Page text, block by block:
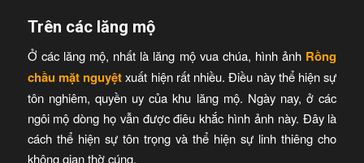
Trên các lăng mộ
Ở các lăng mộ, nhất là lăng mộ vua chúa, hình ảnh Rồng
chầu mặt nguyệtxuất hiện rất nhiều. Điều này thể hiện sự
tôn nghiêm, quyền uy của khu lăng mộ. Ngày nay, ở các
ngôi mộ dòng họ vẫn được điêu khắc hình ảnh này. Đây là
cách thể hiện sự tôn trọng và thể hiện sự linh thiêng cho
không gian thờ cúng.